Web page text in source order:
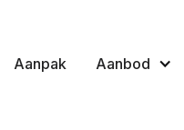
Aanpak Aanbod